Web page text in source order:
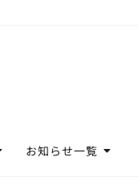
お知らせ一覧